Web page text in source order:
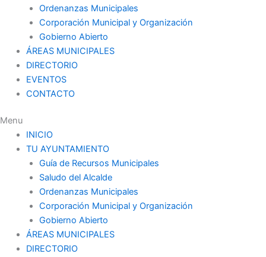
Ordenanzas Municipales
Corporación Municipal y Organización
Gobierno Abierto
ÁREAS MUNICIPALES
DIRECTORIO
EVENTOS
CONTACTO
Menu
INICIO
TU AYUNTAMIENTO
Guía de Recursos Municipales
Saludo del Alcalde
Ordenanzas Municipales
Corporación Municipal y Organización
Gobierno Abierto
ÁREAS MUNICIPALES
DIRECTORIO